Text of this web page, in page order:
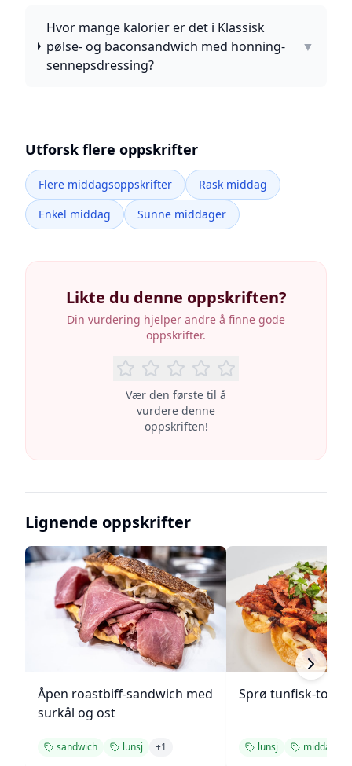
Hvor mange kalorier er det i Klassisk
pølse- og baconsandwich med honning-
sennepsdressing?
▼
Utforsk flere oppskrifter
Flere middagsoppskrifter
Rask middag
Enkel middag
Sunne middager
Likte du denne oppskriften?
Din vurdering hjelper andre å finne gode
oppskrifter.
Vær den første til å
vurdere denne
oppskriften!
Lignende oppskrifter
Åpen roastbiff-sandwich med
surkål og ost
sandwich lunsj +1
Sprø tunfisk-
lunsj middag